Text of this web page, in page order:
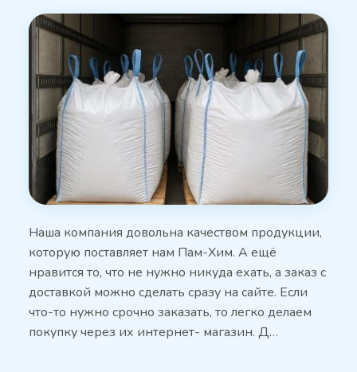
Наша компания довольна качеством продукции,
которую поставляет нам Пам-Хим. А ещё
нравится то, что не нужно никуда ехать, а заказ с
доставкой можно сделать сразу на сайте. Если
что-то нужно срочно заказать, то легко делаем
покупку через их интернет- магазин. Д…